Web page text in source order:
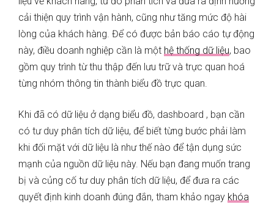
cải thiện quy trình vận hành, cũng như tăng mức độ hài
lòng của khách hàng. Để có được bản báo cáo tự động
này, điều doanh nghiệp cần là một hệ thống dữ liệu, bao
gồm quy trình từ thu thập đến lưu trữ và trực quan hoá
từng nhóm thông tin thành biểu đồ trực quan.
Khi đã có dữ liệu ở dạng biểu đồ, dashboard , bạn cần
có tư duy phân tích dữ liệu, để biết từng bước phải làm
khi đối mặt với dữ liệu là như thế nào để tận dụng sức
mạnh của nguồn dữ liệu này. Nếu bạn đang muốn trang
bị và củng cố tư duy phân tích dữ liệu, để đưa ra các
quyết định kinh doanh đúng đắn, tham khảo ngay khóa